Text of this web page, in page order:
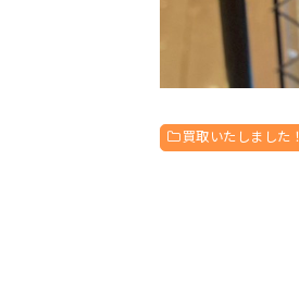
買取いたしました！